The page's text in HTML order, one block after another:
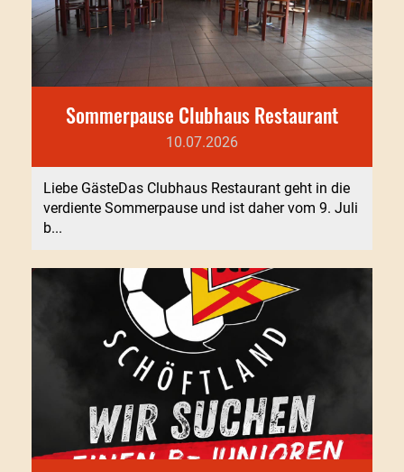
Sommerpause Clubhaus Restaurant
10.07.2026
Liebe GästeDas Clubhaus Restaurant geht in die
verdiente Sommerpause und ist daher vom 9. Juli
b...